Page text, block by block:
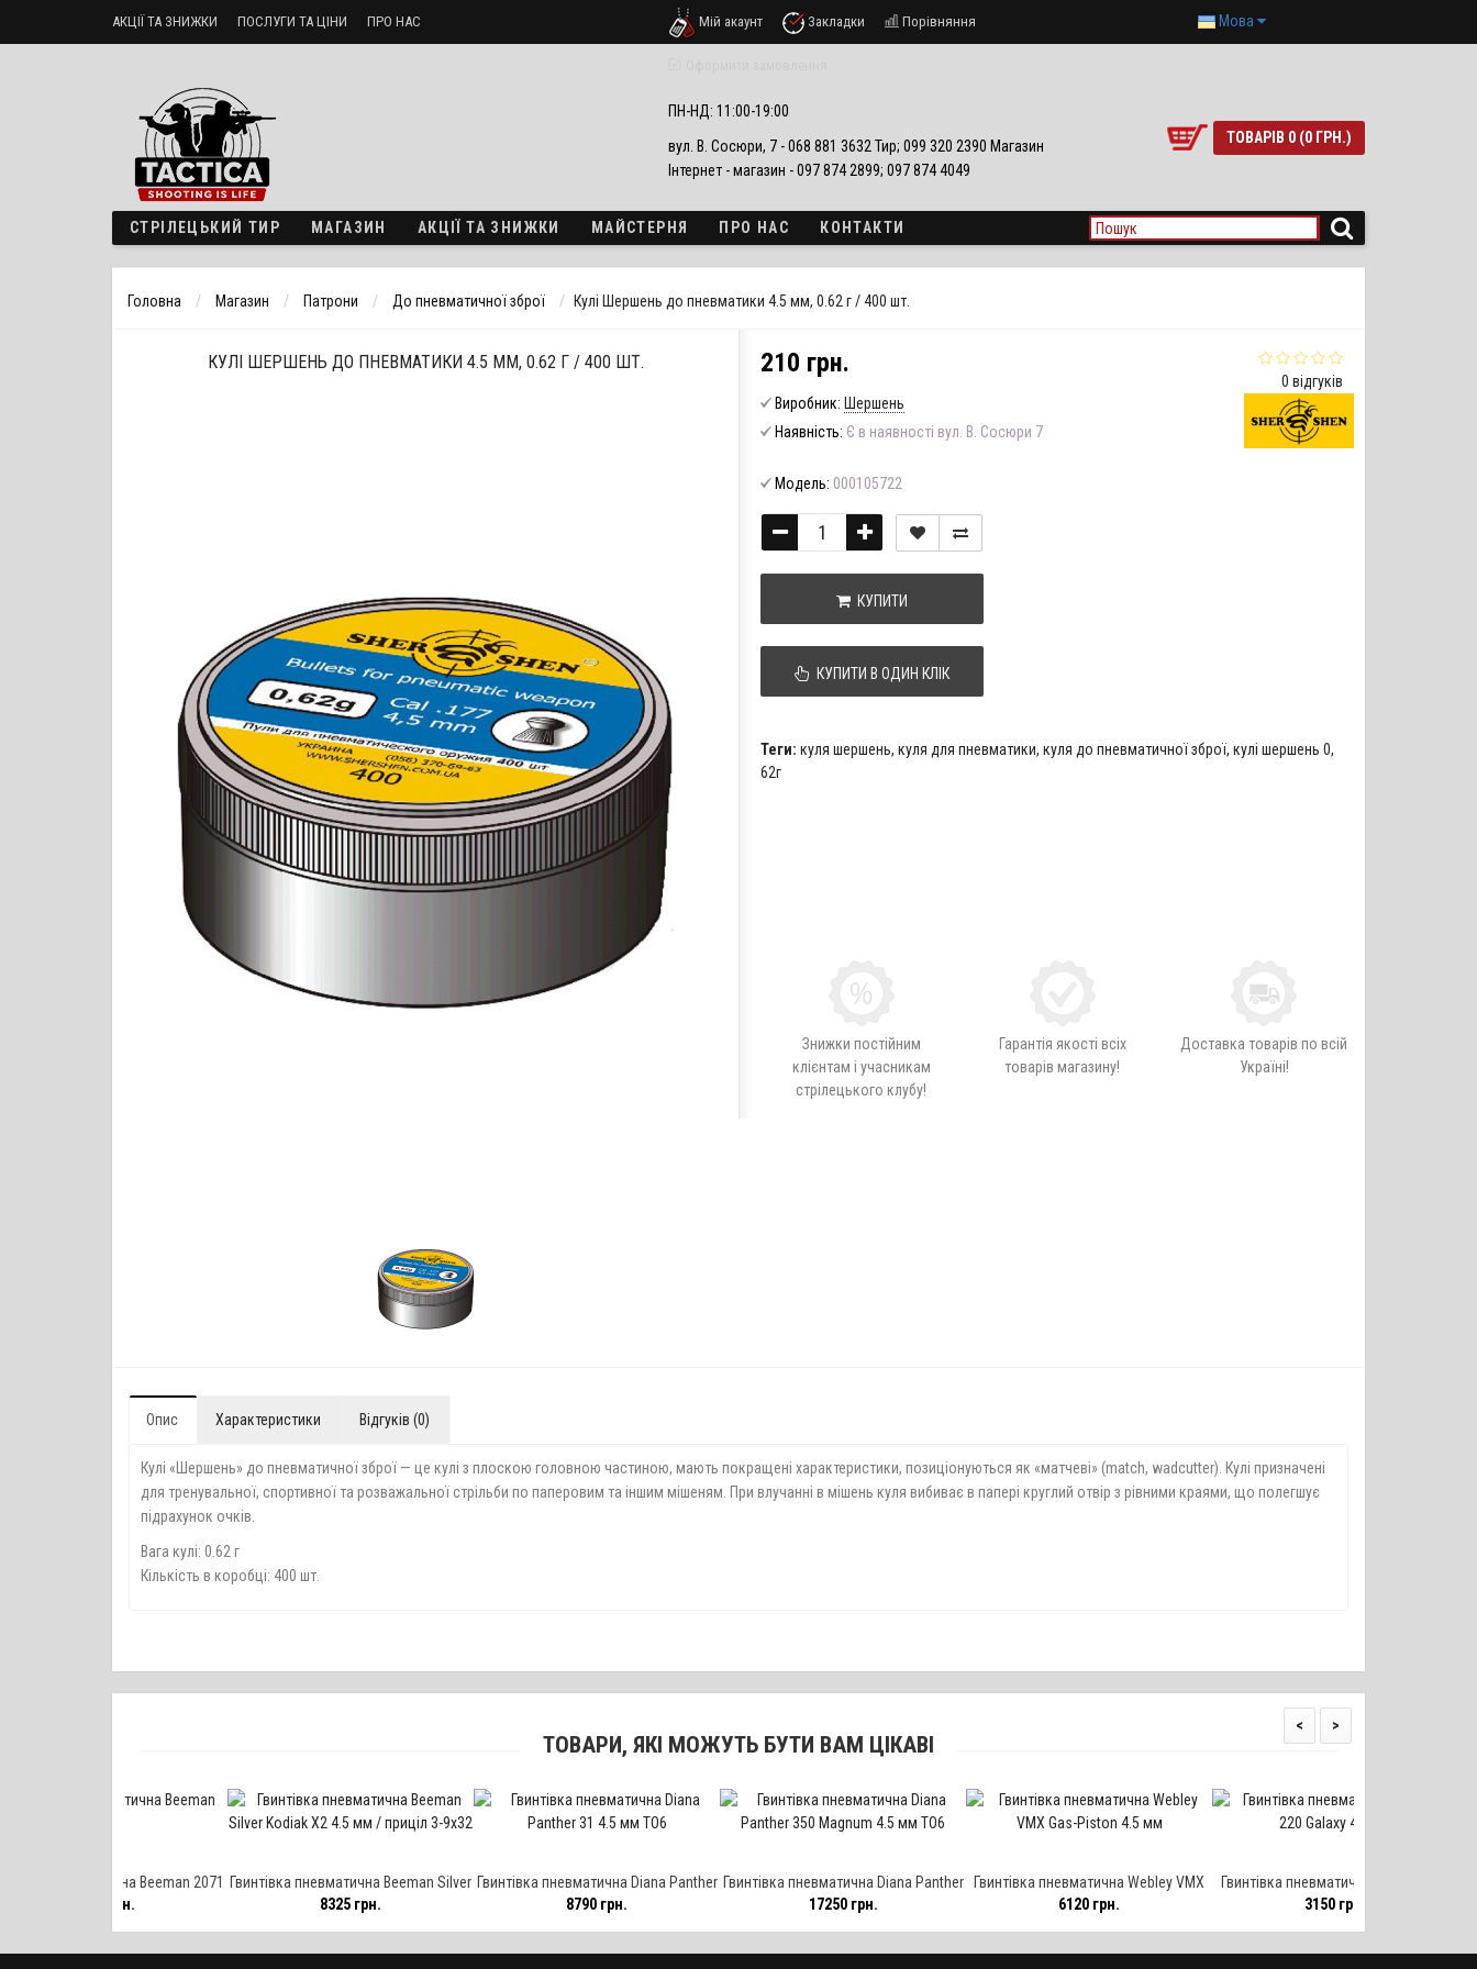
АКЦІЇ ТА ЗНИЖКИ ПОСЛУГИ ТА ЦІНИ ПРО НАС Мій акаунт Закладки Порівняння Мова
ПН-НД: 11:00-19:00
вул. В. Сосюри, 7 - 068 881 3632 Тир; 099 320 2390 Магазин
Інтернет - магазин - 097 874 2899; 097 874 4049
ТОВАРІВ 0 (0 ГРН.)
СТРІЛЕЦЬКИЙ ТИР МАГАЗИН АКЦІЇ ТА ЗНИЖКИ МАЙСТЕРНЯ ПРО НАС КОНТАКТИ
Головна Магазин Патрони До пневматичної зброї Кулі Шершень до пневматики 4.5 мм, 0.62 г / 400 шт.
КУЛІ ШЕРШЕНЬ ДО ПНЕВМАТИКИ 4.5 ММ, 0.62 Г / 400 ШТ.
0 відгуків
210 грн.
Виробник: Шершень
Наявність: Є в наявності вул. В. Сосюри 7
Модель: 000105722
КУПИТИ
КУПИТИ В ОДИН КЛІК
Теги: куля шершень, куля для пневматики, куля до пневматичної зброї, кулі шершень 0,
62г
Знижки постійним
клієнтам і учасникам
стрілецького клубу!
Гарантія якості всіх
товарів магазину!
Доставка товарів по всій
Україні!
Опис Характеристики Відгуків (0)
Кулі «Шершень» до пневматичної зброї — це кулі з плоскою головною частиною, мають покращені характеристики, позиціонуються як «матчеві» (match, wadcutter). Кулі призначені
для тренувальної, спортивної та розважальної стрільби по паперовим та іншим мішеням. При влучанні в мішень куля вибиває в папері круглий отвір з рівними краями, що полегшує
підрахунок очків.
Вага кулі: 0.62 г
Кількість в коробці: 400 шт.
ТОВАРИ, ЯКІ МОЖУТЬ БУТИ ВАМ ЦІКАВІ
Beeman 2071 Гвинтівка пневматична Beeman Silver
Kodiak X2 4.5 мм / приціл 3-9х32
Гвинтівка пневматична Diana Panther Гвинтівка пневматична Diana Panther
350 Magnum 4.5 мм TO6
Гвинтівка пневматична Webley VMX
Гвинтівка пневматична Cometa 220
< >